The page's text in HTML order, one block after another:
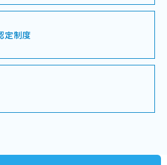
定制度